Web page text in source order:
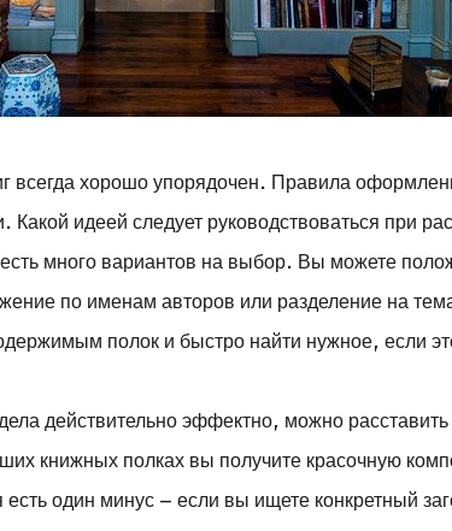
всегда хорошо упорядочен. Правила
идеей следует руководствоваться при
много вариантов на выбор. Вы можете
по именам авторов или разделение на
полок и быстро найти нужное, если
действительно эффектно, можно расставить
книжных полках вы получите красочную
один минус – если вы ищете конкретный